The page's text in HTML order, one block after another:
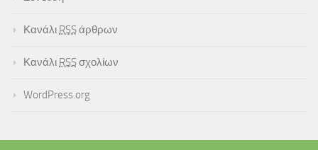
Κανάλι RSSάρθρων
Κανάλι RSSσχολίων
WordPress.org